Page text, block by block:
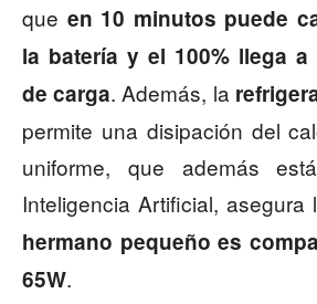
que en 10 minutos puede
la batería y el 100% llega
de carga. Además, la
permite una disipación del
uniforme, que además
Inteligencia Artificial, asegura
hermano pequeño es
65W.